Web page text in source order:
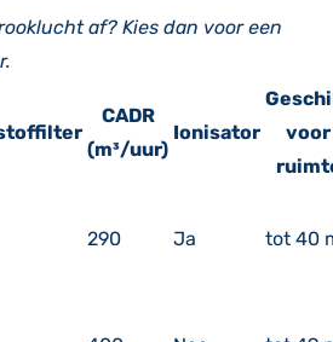
af? Kies dan voor een
CADR
(m³/uur)
Ionisator
voor
290 Ja tot 40